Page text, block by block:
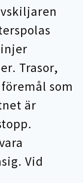
Trasor,
som
är
Vid